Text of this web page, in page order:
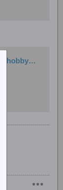
http://www.hobbycity.com/hobbycity/store/uh_viewItem.asp?idproduct=13421